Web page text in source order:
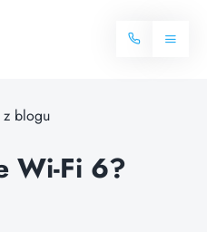
Toggle
z blogu
Wi-Fi 6?